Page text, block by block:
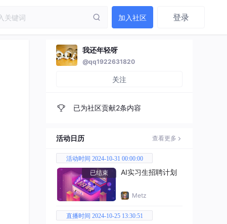
加入社区 登录
我还年轻呀
@qq1922631820
关注
已为社区贡献2条内容
活动日历 查看更多
活动时间 2024-10-31 00:00:00
已结束
AI实习生招聘计划
Metz
直播时间 2024-10-25 13:30:51